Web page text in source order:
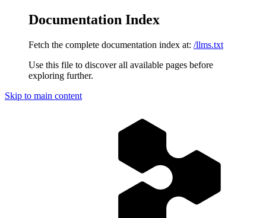
Documentation Index
Fetch the complete documentation index at: /llms.txt
Use this file to discover all available pages before
exploring further.
Skip to main content